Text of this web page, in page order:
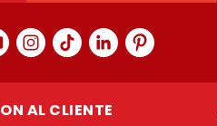
AL CLIENTE